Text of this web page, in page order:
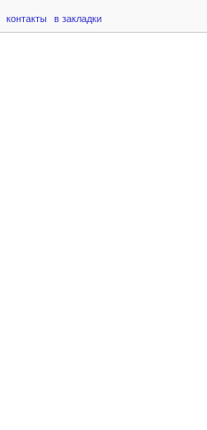
контакты в закладки